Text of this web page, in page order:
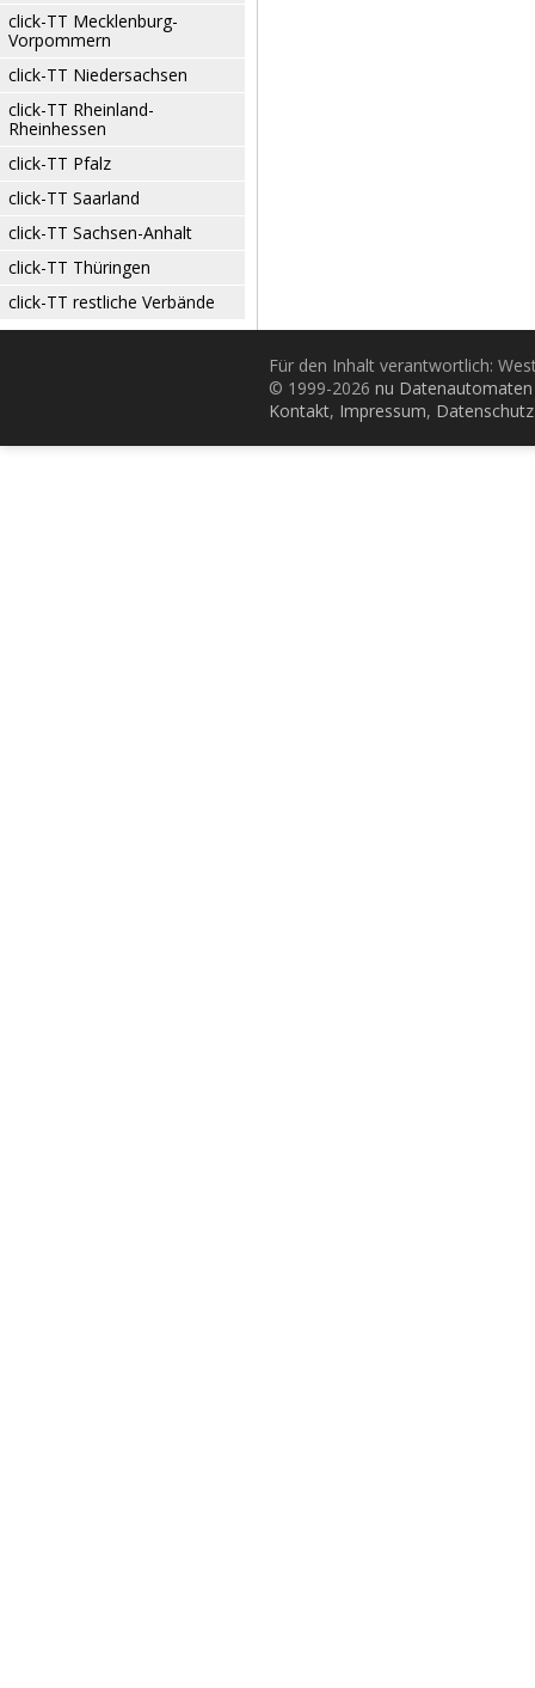
click-TT Mecklenburg-
Vorpommern
click-TT Niedersachsen
click-TT Rheinland-
Rheinhessen
click-TT Pfalz
click-TT Saarland
click-TT Sachsen-Anhalt
click-TT Thüringen
click-TT restliche Verbände
Für den Inhalt verantwortlich:
© 1999-2026 nu
Kontakt, Impressum, Datenschutz